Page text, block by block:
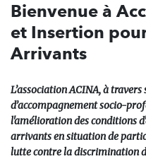
Bienvenue à
et Insertion
Arrivants
L’association ACINA, à
d’accompagnement socio-
l'amélioration des conditions
arrivants en situation de
lutte contre la discrimination